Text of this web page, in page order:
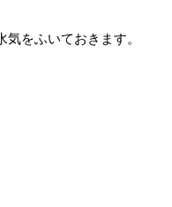
気をふいておきます。